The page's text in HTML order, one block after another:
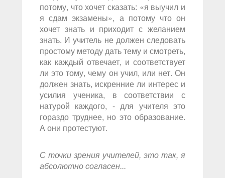
потому, что хочет сказать: «я выучил и
я сдам экзамены», а потому что он
хочет знать и приходит с желанием
знать. И учитель не должен следовать
простому методу дать тему и смотреть,
как каждый отвечает, и соответствует
ли это тому, чему он учил, или нет. Он
должен знать, искренние ли интерес и
усилия ученика, в соответствии с
натурой каждого, - для учителя это
гораздо труднее, но это образование.
А они протестуют.
С точки зрения учителей, это так, я
абсолютно согласен...